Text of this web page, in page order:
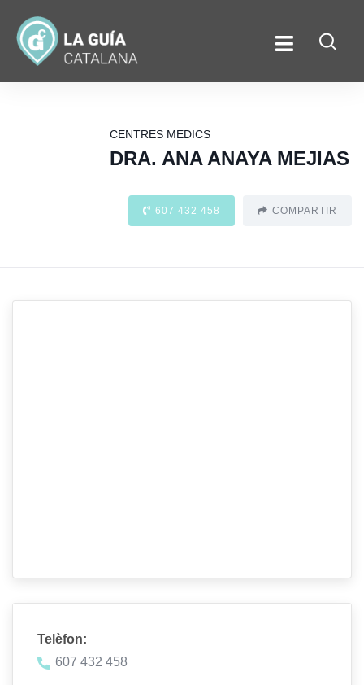
CENTRES MEDICS
DRA. ANA ANAYA MEJIAS
607 432 458 COMPARTIR
Telèfon:
607 432 458